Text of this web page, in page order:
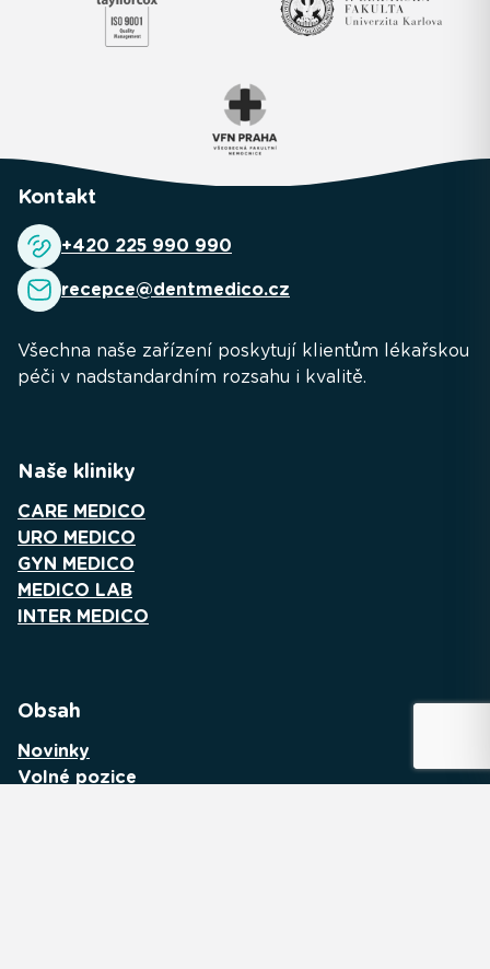
Kontakt
+420 225 990 990
recepce@dentmedico.cz
Všechna naše zařízení poskytují klientům lékařskou
péči v nadstandardním rozsahu i kvalitě.
Naše kliniky
CARE MEDICO
URO MEDICO
GYN MEDICO
MEDICO LAB
INTER MEDICO
Obsah
Novinky
Volné pozice